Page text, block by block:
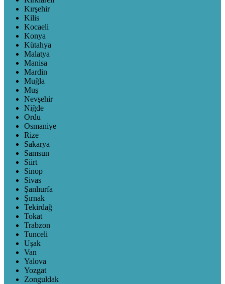
Kırşehir
Kilis
Kocaeli
Konya
Kütahya
Malatya
Manisa
Mardin
Muğla
Muş
Nevşehir
Niğde
Ordu
Osmaniye
Rize
Sakarya
Samsun
Siirt
Sinop
Sivas
Şanlıurfa
Şırnak
Tekirdağ
Tokat
Trabzon
Tunceli
Uşak
Van
Yalova
Yozgat
Zonguldak